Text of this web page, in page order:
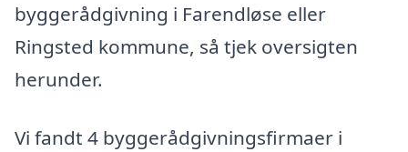
byggerådgivning i Farendløse eller
Ringsted kommune, så tjek oversigten
herunder.
Vi fandt 4 byggerådgivningsfirmaer i